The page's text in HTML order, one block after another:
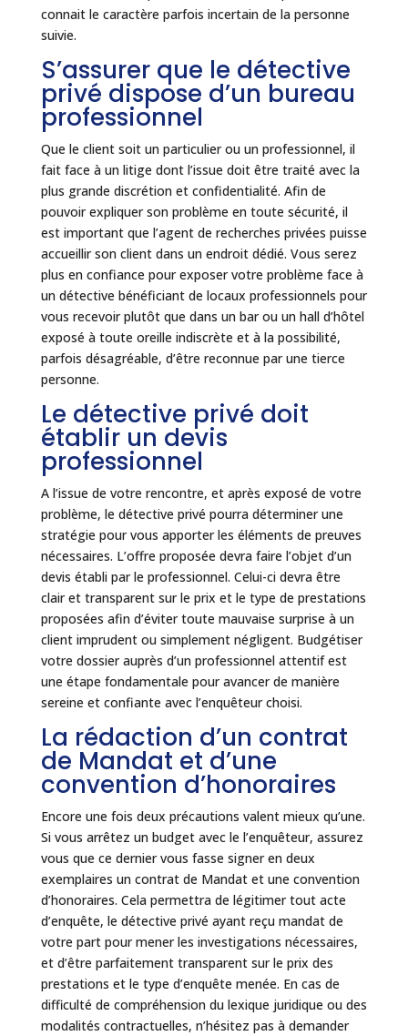
connait le caractère parfois incertain de la personne
suivie.
S’assurer que le détective
privé dispose d’un bureau
professionnel
Que le client soit un particulier ou un professionnel, il
fait face à un litige dont l’issue doit être traité avec la
plus grande discrétion et confidentialité. Afin de
pouvoir expliquer son problème en toute sécurité, il
est important que l’agent de recherches privées puisse
accueillir son client dans un endroit dédié. Vous serez
plus en confiance pour exposer votre problème face à
un détective bénéficiant de locaux professionnels pour
vous recevoir plutôt que dans un bar ou un hall d’hôtel
exposé à toute oreille indiscrète et à la possibilité,
parfois désagréable, d’être reconnue par une tierce
personne.
Le détective privé doit
établir un devis
professionnel
A l’issue de votre rencontre, et après exposé de votre
problème, le détective privé pourra déterminer une
stratégie pour vous apporter les éléments de preuves
nécessaires. L’offre proposée devra faire l’objet d’un
devis établi par le professionnel. Celui-ci devra être
clair et transparent sur le prix et le type de prestations
proposées afin d’éviter toute mauvaise surprise à un
client imprudent ou simplement négligent. Budgétiser
votre dossier auprès d’un professionnel attentif est
une étape fondamentale pour avancer de manière
sereine et confiante avec l’enquêteur choisi.
La rédaction d’un contrat
de Mandat et d’une
convention d’honoraires
Encore une fois deux précautions valent mieux qu’une.
Si vous arrêtez un budget avec le l’enquêteur, assurez
vous que ce dernier vous fasse signer en deux
exemplaires un contrat de Mandat et une convention
d’honoraires. Cela permettra de légitimer tout acte
d’enquête, le détective privé ayant reçu mandat de
votre part pour mener les investigations nécessaires,
et d’être parfaitement transparent sur le prix des
prestations et le type d’enquête menée. En cas de
difficulté de compréhension du lexique juridique ou des
modalités contractuelles, n’hésitez pas à demander